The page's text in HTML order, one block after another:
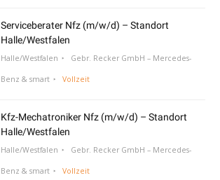
Serviceberater Nfz (m/w/d) – Standort
Halle/Westfalen
Halle/Westfalen Gebr. Recker GmbH – Mercedes-
Benz & smart Vollzeit
Kfz-Mechatroniker Nfz (m/w/d) – Standort
Halle/Westfalen
Halle/Westfalen Gebr. Recker GmbH – Mercedes-
Benz & smart Vollzeit